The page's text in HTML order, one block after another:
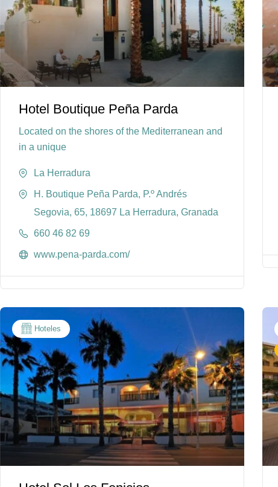
Hotel Boutique Peña Parda
Located on the shores of the Mediterranean and
in a unique
La Herradura
H. Boutique Peña Parda, P.º Andrés
Segovia, 65, 18697 La Herradura, Granada
660 46 82 69
www.pena-parda.com/
Hoteles